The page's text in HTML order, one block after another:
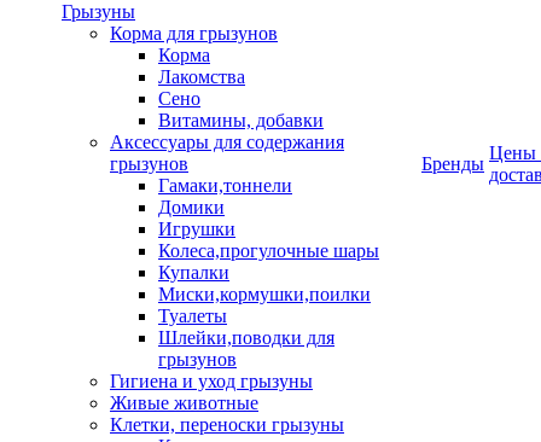
Грызуны
Корма для грызунов
Корма
Лакомства
Сено
Витамины, добавки
Аксессуары для содержания
грызунов
Гамаки,тоннели
Домики
Игрушки
Колеса,прогулочные шары
Купалки
Миски,кормушки,поилки
Туалеты
Шлейки,поводки для
грызунов
Гигиена и уход грызуны
Живые животные
Клетки, переноски грызуны
Бренды
Цены